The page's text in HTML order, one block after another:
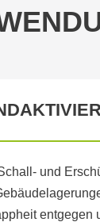
und
entgegen